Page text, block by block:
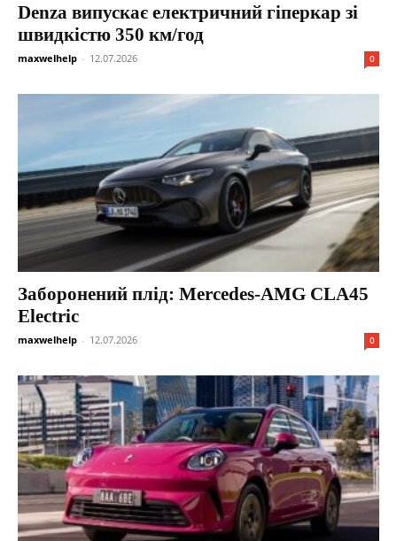
Denza випускає електричний гіперкар зі
швидкістю 350 км/год
maxwelhelp - 12.07.2026 0
Заборонений плід: Mercedes-AMG CLA45
Electric
maxwelhelp - 12.07.2026 0